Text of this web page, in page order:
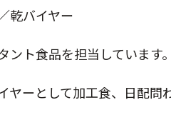
乾バイヤー
ント食品を担当しています。
ヤーとして加工食、日配